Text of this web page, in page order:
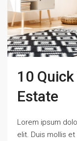
10
Estate
Lorem ipsum
elit. Duis mollis